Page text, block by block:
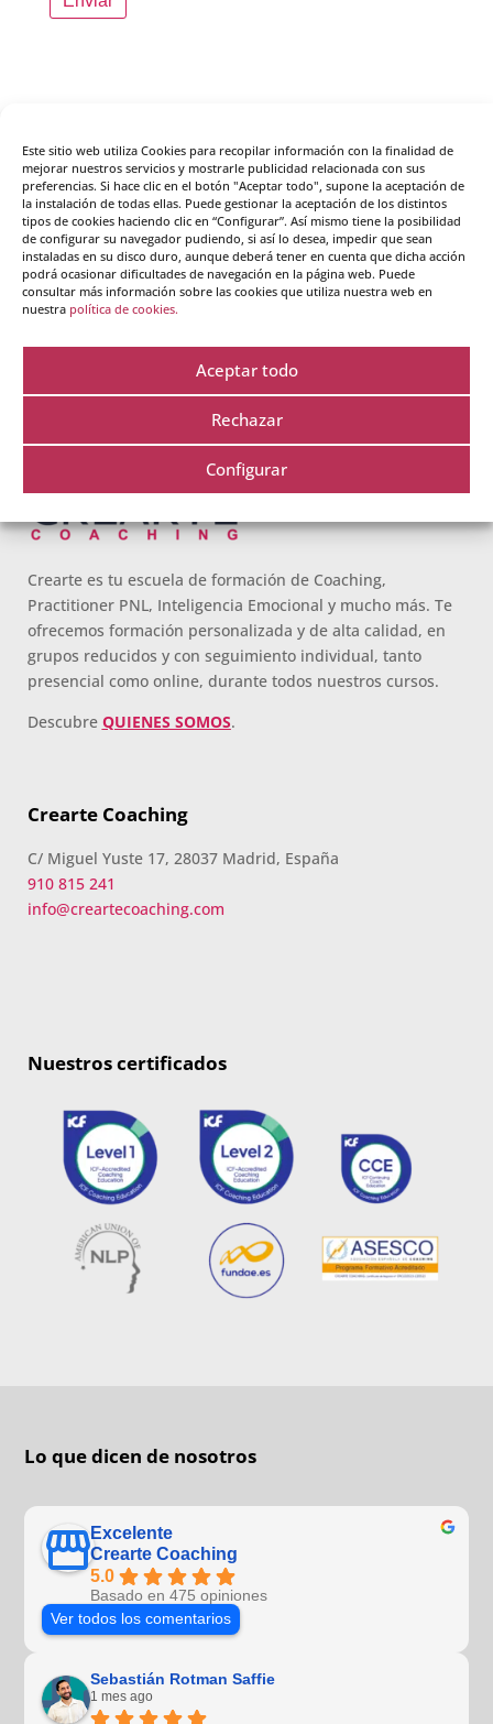
Este sitio web utiliza Cookies para recopilar información con la finalidad de
mejorar nuestros servicios y mostrarle publicidad relacionada con sus
preferencias. Si hace clic en el botón "Aceptar todo", supone la aceptación de
la instalación de todas ellas. Puede gestionar la aceptación de los distintos
tipos de cookies haciendo clic en “Configurar”. Así mismo tiene la posibilidad
de configurar su navegador pudiendo, si así lo desea, impedir que sean
instaladas en su disco duro, aunque deberá tener en cuenta que dicha acción
podrá ocasionar dificultades de navegación en la página web. Puede
consultar más información sobre las cookies que utiliza nuestra web en
nuestra política de cookies.
Aceptar todo
Rechazar
Configurar
unos días antes del webinar recibirás el enlace al
mismo. Por favor, si no recibes el email de
confirmación en unos minutos comprueba la
bandeja de span y/o ponte en contacto con nosotros
en el +34 910 815 241 o por email
ainfo@creartecoaching.com
Crearte es tu escuela de formación de Coaching,
Practitioner PNL, Inteligencia Emocional y mucho más. Te
ofrecemos formación personalizada y de alta calidad, en
grupos reducidos y con seguimiento individual, tanto
presencial como online, durante todos nuestros cursos.
Descubre QUIENES SOMOS.
Crearte Coaching
C/ Miguel Yuste 17, 28037 Madrid, España
910 815 241
info@creartecoaching.com
Nuestros certificados
Lo que dicen de nosotros
Excelente
Crearte Coaching
5.0
Basado en 475 opiniones
Ver todos los comentarios
Sebastián Rotman Saffie
1 mes ago